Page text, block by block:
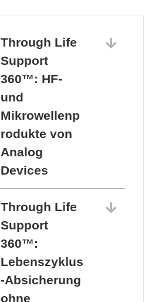
Through Life
Support
360™: HF-
und
Mikrowellenp
rodukte von
Analog
Devices
Through Life
Support
360™:
Lebenszyklus
-Absicherung
ohne